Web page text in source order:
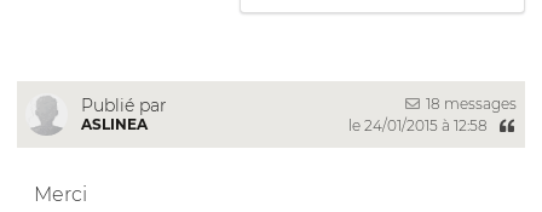
Publié par
ASLINEA
18 messages
le 24/01/2015 à 12:58
Merci